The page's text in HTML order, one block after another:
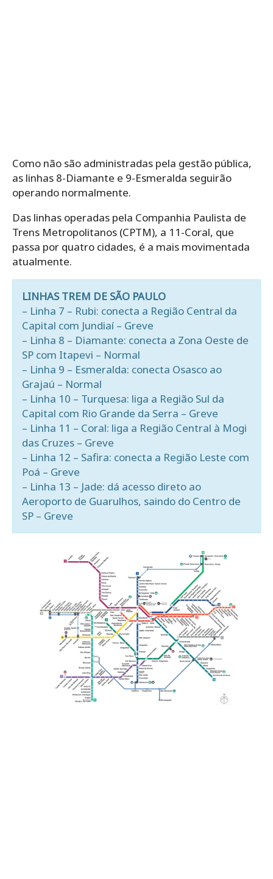
Como não são administradas pela gestão pública,
as linhas 8-Diamante e 9-Esmeralda seguirão
operando normalmente.
Das linhas operadas pela Companhia Paulista de
Trens Metropolitanos (CPTM), a 11-Coral, que
passa por quatro cidades, é a mais movimentada
atualmente.
LINHAS TREM DE SÃO PAULO
– Linha 7 – Rubi: conecta a Região Central da
Capital com Jundiaí – Greve
– Linha 8 – Diamante: conecta a Zona Oeste de
SP com Itapevi – Normal
– Linha 9 – Esmeralda: conecta Osasco ao
Grajaú – Normal
– Linha 10 – Turquesa: liga a Região Sul da
Capital com Rio Grande da Serra – Greve
– Linha 11 – Coral: liga a Região Central à Mogi
das Cruzes – Greve
– Linha 12 – Safira: conecta a Região Leste com
Poá – Greve
– Linha 13 – Jade: dá acesso direto ao
Aeroporto de Guarulhos, saindo do Centro de
SP – Greve